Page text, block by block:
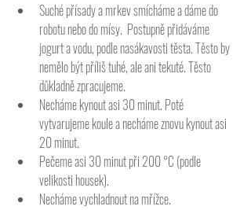
Suché přísady a mrkev smícháme a dáme do
robotu nebo do mísy.  Postupně přidáváme
jogurt a vodu, podle nasákavosti těsta. Těsto by
nemělo být příliš tuhé, ale ani tekuté. Těsto
důkladně zpracujeme.
Necháme kynout asi 30 minut. Poté
vytvarujeme koule a necháme znovu kynout asi
20 minut.
Pečeme asi 30 minut při 200 °C (podle
velikosti housek).
Necháme vychladnout na mřížce.